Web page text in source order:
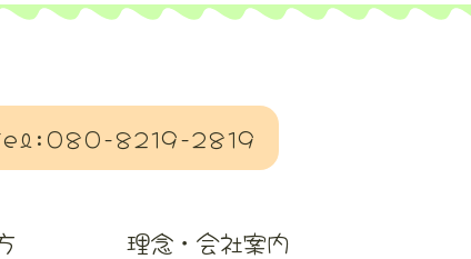
8219-2819
理念・会社案内